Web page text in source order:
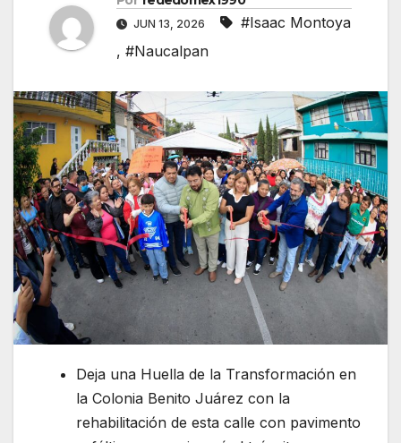
JUN 13, 2026
#Isaac Montoya
, #Naucalpan
Deja una Huella de la Transformación en
la Colonia Benito Juárez con la
rehabilitación de esta calle con pavimento